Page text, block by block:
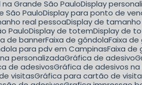
Grande São Paulo Display
São Paulo Display para ponto de
real pessoa Display de
Paulo Display de totem Display de
de banner Faixa de gôndola Faixa
para pdv em Campinas Faixa
personalizada Gráfica de adesivo
de adesivos Gráfica de adesivos
visitas Gráfica para cartão de